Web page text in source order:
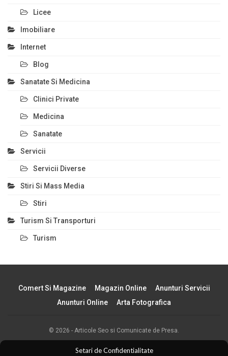
Licee
Imobiliare
Internet
Blog
Sanatate Si Medicina
Clinici Private
Medicina
Sanatate
Servicii
Servicii Diverse
Stiri Si Mass Media
Stiri
Turism Si Transporturi
Turism
Comert Si Magazine Magazin Online
Anunturi Servicii
Anunturi Online
Arta Fotografica
© 2026 - Articole Seo si Comunicate de Presa.
Setari de Confidentialitate